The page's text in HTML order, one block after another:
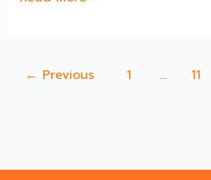
พ.ศ.
งาน
← Previous 1 … 11